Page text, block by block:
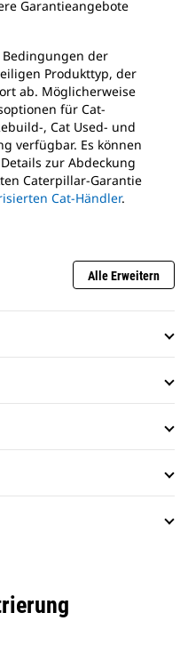
Garantieangebote
Bedingungen der
Produkttyp, der
ab. Möglicherweise
für Cat-
, Cat Used- und
verfügbar. Es können
zur Abdeckung
Caterpillar-Garantie
Cat-Händler.
Alle Erweitern